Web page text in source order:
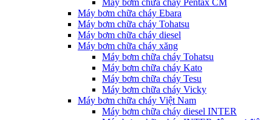
Máy bơm chữa cháy Pentax CM
Máy bơm chữa cháy Ebara
Máy bơm chữa cháy Tohatsu
Máy bơm chữa cháy diesel
Máy bơm chữa cháy xăng
Máy bơm chữa cháy Tohatsu
Máy bơm chữa cháy Kato
Máy bơm chữa cháy Tesu
Máy bơm chữa cháy Vicky
Máy bơm chữa cháy Việt Nam
Máy bơm chữa cháy diesel INTER